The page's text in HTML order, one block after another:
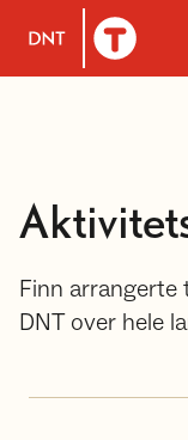
Til DNT.no forside
Finn arrangerte
DNT over hele